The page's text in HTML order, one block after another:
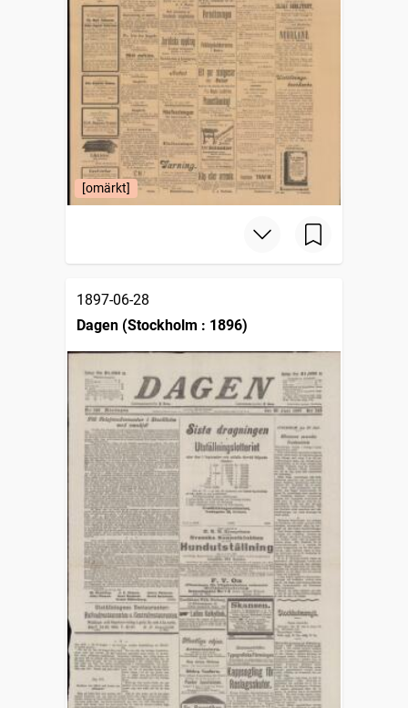
[omärkt]
1897-06-28
Dagen (Stockholm : 1896)